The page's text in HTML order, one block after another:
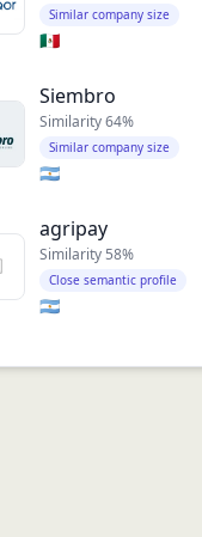
Similar company size
🇲🇽
Siembro
Similarity64%
Similar company size
🇦🇷
agripay
Similarity 58%
Close semantic profile
🇦🇷